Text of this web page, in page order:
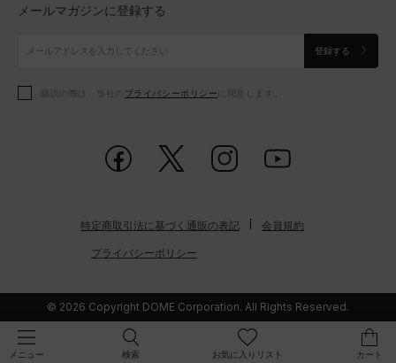
メニュー 検索 お気に入りリスト カート
アクセサリー
アクセサリー
シューズ
アクセサリー
シューズ
メールマガジンに登録する
登録する
購読の際は、当社の プライバシーポリシー に同意します。
特定商取引法に基づく通販の表記 会員規約
プライバシーポリシー
© 2026 Copyright DOME Corporation. All Rights Reserved.